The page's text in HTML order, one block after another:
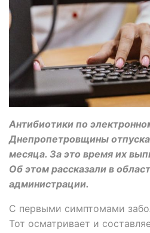
Антибиотики по
Днепропетровщины
месяца. За это время их
Об этом рассказали в
администрации.
С первыми симптомами
Тот осматривает и